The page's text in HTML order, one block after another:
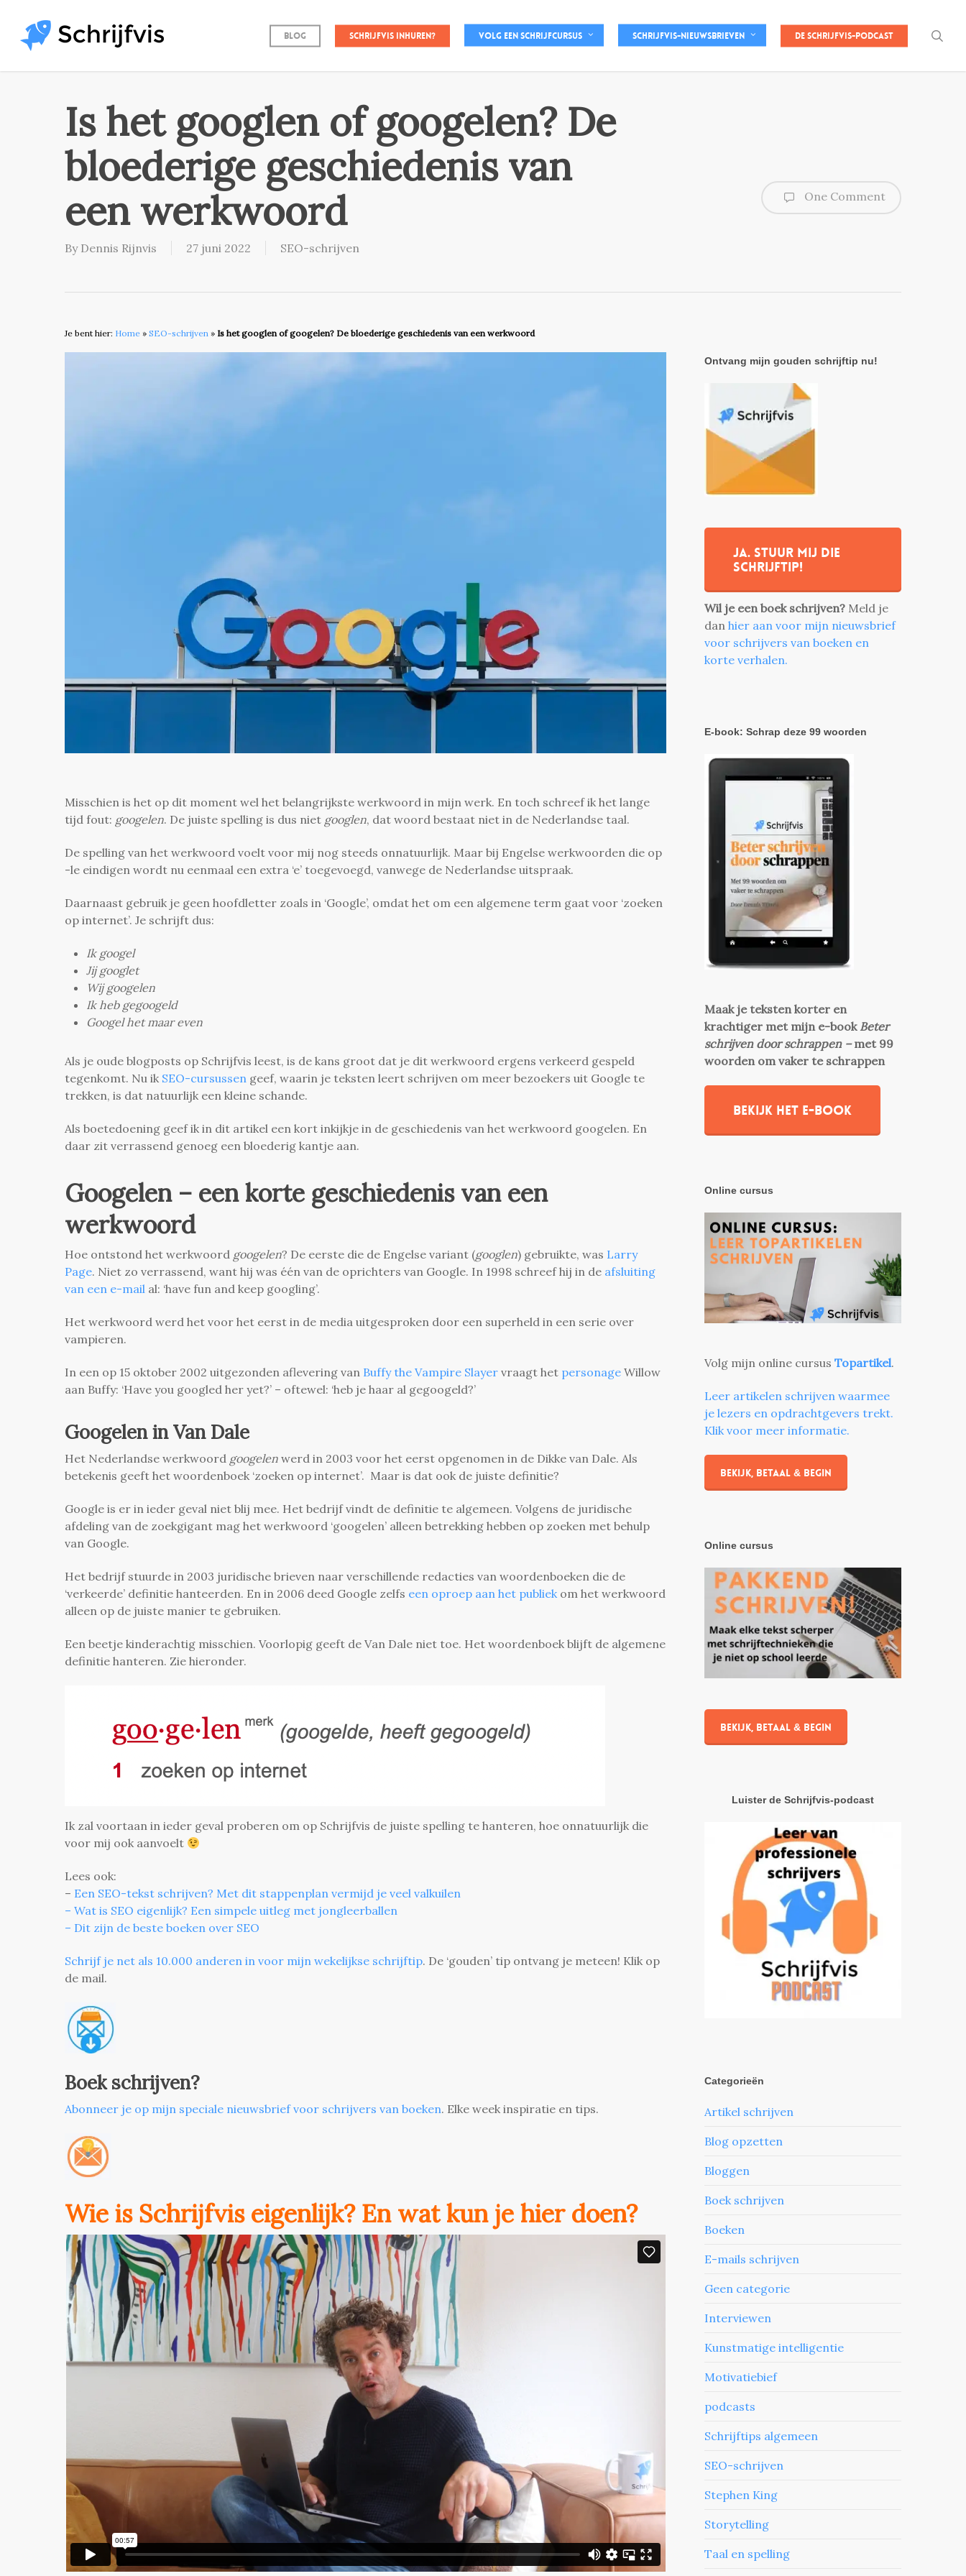
main
Blog Schrijfvis inhuren? Volg een schrijfcursus Schrijfvis-nieuwsbrieven De Schrijfvis-podcast
Is het googlen of googelen? De
bloederige geschiedenis van
een werkwoord
By Dennis Rijnvis 27 juni 2022 SEO-schrijven
One Comment
Je bent hier: Home » SEO-schrijven » Is het googlen of googelen? De bloederige geschiedenis van een werkwoord
Misschien is het op dit moment wel het belangrijkste werkwoord in mijn werk. En toch schreef ik het lange
tijd fout: googelen. De juiste spelling is dus niet googlen, dat woord bestaat niet in de Nederlandse taal.
De spelling van het werkwoord voelt voor mij nog steeds onnatuurlijk. Maar bij Engelse werkwoorden die op
-le eindigen wordt nu eenmaal een extra ‘e’ toegevoegd, vanwege de Nederlandse uitspraak.
Daarnaast gebruik je geen hoofdletter zoals in ‘Google’, omdat het om een algemene term gaat voor ‘zoeken
op internet’. Je schrijft dus:
Ik googel
Jij googlet
Wij googelen
Ik heb gegoogeld
Googel het maar even
Als je oude blogposts op Schrijfvis leest, is de kans groot dat je dit werkwoord ergens verkeerd gespeld
tegenkomt. Nu ik SEO-cursussen geef, waarin je teksten leert schrijven om meer bezoekers uit Google te
trekken, is dat natuurlijk een kleine schande.
Als boetedoening geef ik in dit artikel een kort inkijkje in de geschiedenis van het werkwoord googelen. En
daar zit verrassend genoeg een bloederig kantje aan.
Googelen – een korte geschiedenis van een
werkwoord
Hoe ontstond het werkwoord googelen? De eerste die de Engelse variant (googlen) gebruikte, was Larry
Page. Niet zo verrassend, want hij was één van de oprichters van Google. In 1998 schreef hij in de afsluiting
van een e-mail al: ‘have fun and keep googling’.
Het werkwoord werd het voor het eerst in de media uitgesproken door een superheld in een serie over
vampieren.
In een op 15 oktober 2002 uitgezonden aflevering van Buffy the Vampire Slayer vraagt het personage Willow
aan Buffy: ‘Have you googled her yet?’ – oftewel: ‘heb je haar al gegoogeld?’
Googelen in Van Dale
Het Nederlandse werkwoord googelen werd in 2003 voor het eerst opgenomen in de Dikke van Dale. Als
betekenis geeft het woordenboek ‘zoeken op internet’. Maar is dat ook de juiste definitie?
Google is er in ieder geval niet blij mee. Het bedrijf vindt de definitie te algemeen. Volgens de juridische
afdeling van de zoekgigant mag het werkwoord ‘googelen’ alleen betrekking hebben op zoeken met behulp
van Google.
Het bedrijf stuurde in 2003 juridische brieven naar verschillende redacties van woordenboeken die de
‘verkeerde’ definitie hanteerden. En in 2006 deed Google zelfs een oproep aan het publiekom het werkwoord
alleen op de juiste manier te gebruiken.
Een beetje kinderachtig misschien. Voorlopig geeft de Van Dale niet toe. Het woordenboek blijft de algemene
definitie hanteren. Zie hieronder.
Ik zal voortaan in ieder geval proberen om op Schrijfvis de juiste spelling te hanteren, hoe onnatuurlijk die
voor mij ook aanvoelt
Lees ook:
– Een SEO-tekst schrijven? Met dit stappenplan vermijd je veel valkuilen
– Wat is SEO eigenlijk? Een simpele uitleg met jongleerballen
– Dit zijn de beste boeken over SEO
Schrijf je net als 10.000 anderen in voor mijn wekelijkse schrijftip. De ‘gouden’ tip ontvang je meteen! Klik op
de mail.
Boek schrijven?
Abonneer je op mijn speciale nieuwsbrief voor schrijvers van boeken. Elke week inspiratie en tips.
Wie is Schrijfvis eigenlijk? En wat kun je hier doen?
Ontvang mijn gouden schrijftip nu!
Ja. stuur mij die
schrijftip!
Wil je een boek schrijven? Meld je
danhier aan voor mijn nieuwsbrief
voor schrijvers van boeken en
korte verhalen.
E-book: Schrap deze 99 woorden
Maak je teksten korter en
krachtiger met mijn e-book Beter
schrijven door schrappen –met 99
woorden om vaker te schrappen
Bekijk het e-book
Online cursus
Volg mijn online cursusTopartikel.
Leer artikelen schrijven waarmee
je lezers en opdrachtgevers trekt.
Klik voor meer informatie.
Bekijk, betaal & begin
Online cursus
Bekijk, betaal & begin
Luister de Schrijfvis-podcast
Categorieën
Artikel schrijven
Blog opzetten
Bloggen
Boek schrijven
Boeken
E-mails schrijven
Geen categorie
Interviewen
Kunstmatige intelligentie
Motivatiebief
podcasts
Schrijftips algemeen
SEO-schrijven
Stephen King
Storytelling
Taal en spelling